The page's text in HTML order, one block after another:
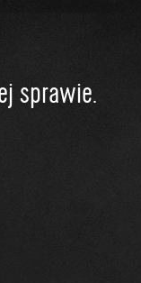
sprawie.